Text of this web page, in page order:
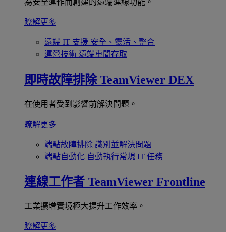
瞭解更多
遠端 IT 支援 安全、靈活、整合
運營技術 遠端車間存取
即時故障排除 TeamViewer DEX
在使用者受到影響前解決問題。
瞭解更多
端點故障排除 識別並解決問題
端點自動化 自動執行常規 IT 任務
連線工作者 TeamViewer Frontline
工業擴增實境極大提升工作效率。
瞭解更多